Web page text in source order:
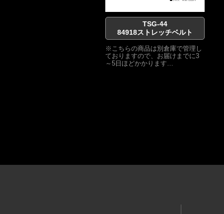
TSG-44
84918ストレッチベルト
※こちらの商品は別倉庫で管理し
ておりますので、お届けまでに3
～5日ほどかかります…